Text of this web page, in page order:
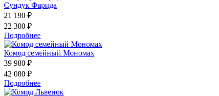
Сундук Фарида
21 190 ₽
22 300 ₽
Подробнее
Комод семейный Мономах
39 980 ₽
42 080 ₽
Подробнее